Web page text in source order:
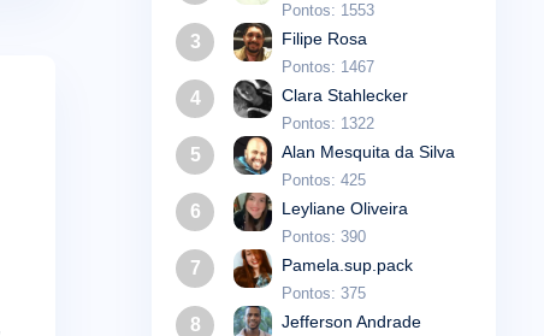
Pontos: 1553
3 Filipe Rosa
Pontos: 1467
4 Clara Stahlecker
Pontos: 1322
5 Alan Mesquita da Silva
Pontos: 425
6 Leyliane Oliveira
Pontos: 390
7 Pamela.sup.pack
Pontos: 375
8 Jefferson Andrade